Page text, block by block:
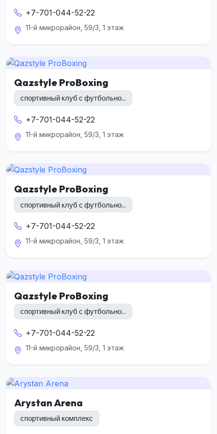
+7-701-044-52-22
11-й микрорайон, 59/3, 1 этаж
Qazstyle ProBoxing
спортивный клуб с футбольно...
+7-701-044-52-22
11-й микрорайон, 59/3, 1 этаж
Qazstyle ProBoxing
спортивный клуб с футбольно...
+7-701-044-52-22
11-й микрорайон, 59/3, 1 этаж
Qazstyle ProBoxing
спортивный клуб с футбольно...
+7-701-044-52-22
11-й микрорайон, 59/3, 1 этаж
Arystan Arena
спортивный комплекс